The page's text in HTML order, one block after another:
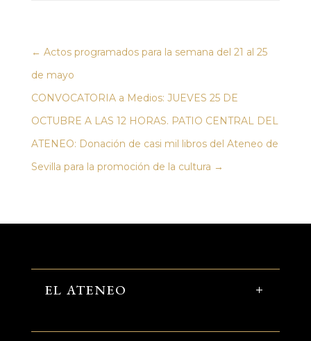
← Actos programados para la semana del 21 al 25
de mayo
CONVOCATORIA a Medios: JUEVES 25 DE
OCTUBRE A LAS 12 HORAS. PATIO CENTRAL DEL
ATENEO: Donación de casi mil libros del Ateneo de
Sevilla para la promoción de la cultura →
EL ATENEO